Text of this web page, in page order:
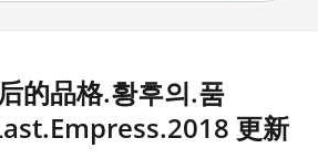
的品格.황후의.품
更新